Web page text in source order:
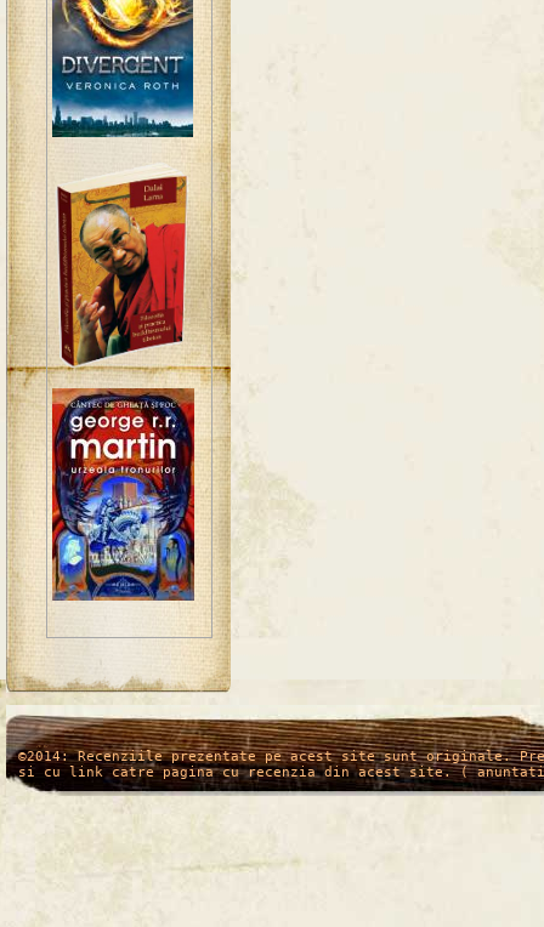
/* */
©2014: Recenziile prezentate pe acest site sunt originale.
si cu link catre pagina cu recenzia din acest site. (